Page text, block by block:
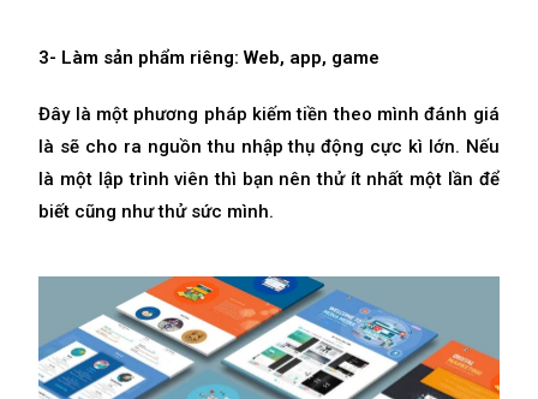
3- Làm sản phẩm riêng: Web, app, game
Đây là một phương pháp kiếm tiền theo mình đánh giá
là sẽ cho ra nguồn thu nhập thụ động cực kì lớn. Nếu
là một lập trình viên thì bạn nên thử ít nhất một lần để
biết cũng như thử sức mình.